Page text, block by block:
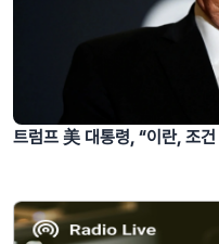
트럼프 美 대통령, “이란, 조